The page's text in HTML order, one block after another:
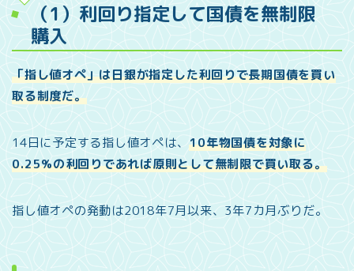
（1）利回り指定して国債を無制限
購入
「指し値オペ」は日銀が指定した利回りで長期国債を買い
取る制度だ。
14日に予定する指し値オペは、10年物国債を対象に
0.25%の利回りであれば原則として無制限で買い取る。
指し値オペの発動は2018年7月以来、3年7カ月ぶりだ。